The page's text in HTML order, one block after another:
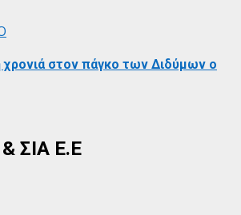
χρονιά στον πάγκο των Διδύμων ο
ΣΙΑ Ε.Ε